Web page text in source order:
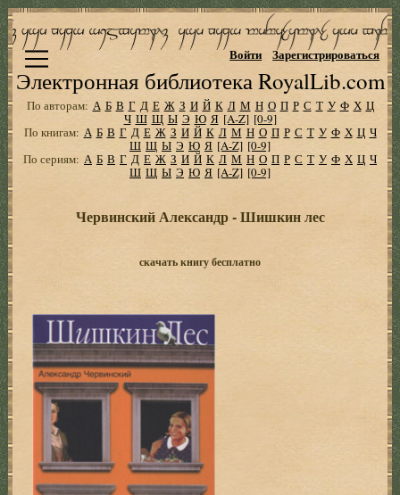
Электронная библиотека RoyalLib.com
Войти Зарегистрироваться
По авторам: А Б В Г Д Е Ж З И Й К Л М Н О П Р С Т У Ф Х Ц
Ч Ш Щ Ы Э Ю Я [A-Z] [0-9]
По книгам: А Б В Г Д Е Ж З И Й К Л М Н О П Р С Т У Ф Х Ц Ч
Ш Щ Ы Э Ю Я [A-Z] [0-9]
По сериям: А Б В Г Д Е Ж З И Й К Л М Н О П Р С Т У Ф Х Ц Ч
Ш Щ Ы Э Ю Я [A-Z] [0-9]
Червинский Александр - Шишкин лес
скачать книгу бесплатно